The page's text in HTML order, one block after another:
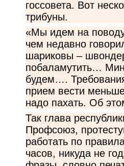
госсовета. Вот
трибуны.
«Мы идем на
чем недавно
шариковы –
побаламутить…
будем….
прием вести
надо пахать. Об
Так глава
Профсоюз,
работать по
часов, никуда не